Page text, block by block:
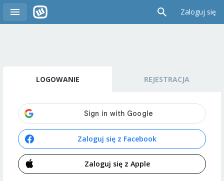
Zaloguj się
LOGOWANIE REJESTRACJA
Zaloguj się z Facebook
Zaloguj się z Apple